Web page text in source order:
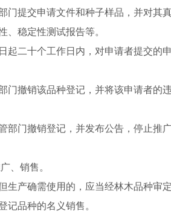
提交申请文件和种子样品，并对其
、稳定性测试报告等。
二十个工作日内，对申请者提交的
撤销该品种登记，并将该申请者的
门撤销登记，并发布公告，停止推广
、销售。
产确需使用的，应当经林木品种审定
记品种的名义销售。